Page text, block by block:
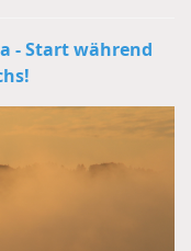
- Start während